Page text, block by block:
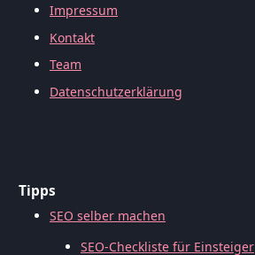
Impressum
Kontakt
Team
Datenschutzerklärung
Tipps
SEO selber machen
SEO-Checkliste für Einsteiger